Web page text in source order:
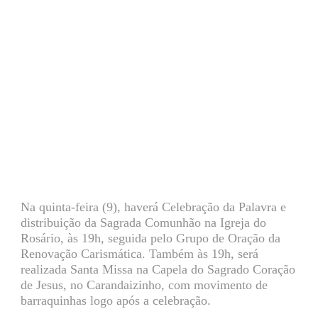
Na quinta-feira (9), haverá Celebração da Palavra e
distribuição da Sagrada Comunhão na Igreja do
Rosário, às 19h, seguida pelo Grupo de Oração da
Renovação Carismática. Também às 19h, será
realizada Santa Missa na Capela do Sagrado Coração
de Jesus, no Carandaizinho, com movimento de
barraquinhas logo após a celebração.